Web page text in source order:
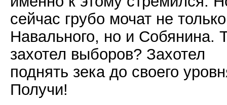
сейчас грубо мочат не только
Навального, но и Собянина.
захотел выборов? Захотел
поднять зека до своего
Получи!